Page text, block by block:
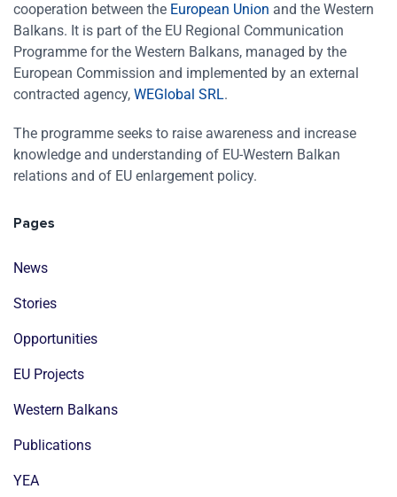
cooperation between the European Union and the Western
Balkans. It is part of the EU Regional Communication
Programme for the Western Balkans, managed by the
European Commission and implemented by an external
contracted agency, WEGlobal SRL.
The programme seeks to raise awareness and increase
knowledge and understanding of EU-Western Balkan
relations and of EU enlargement policy.
Pages
News
Stories
Opportunities
EU Projects
Western Balkans
Publications
YEA